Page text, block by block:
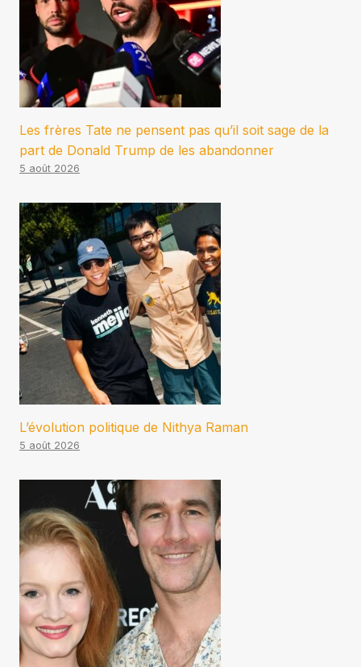
Les frères Tate ne pensent pas qu’il soit sage de la
part de Donald Trump de les abandonner
5 août 2026
L’évolution politique de Nithya Raman
5 août 2026